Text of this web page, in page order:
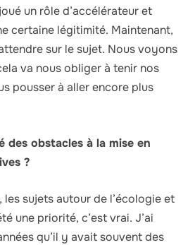
un rôle d’accélérateur et
certaine légitimité. Maintenant,
sur le sujet. Nous voyons
va nous obliger à tenir nos
pousser à aller encore plus
des obstacles à la mise en
?
sujets autour de l’écologie et
une priorité, c’est vrai. J’ai
qu’il y avait souvent des